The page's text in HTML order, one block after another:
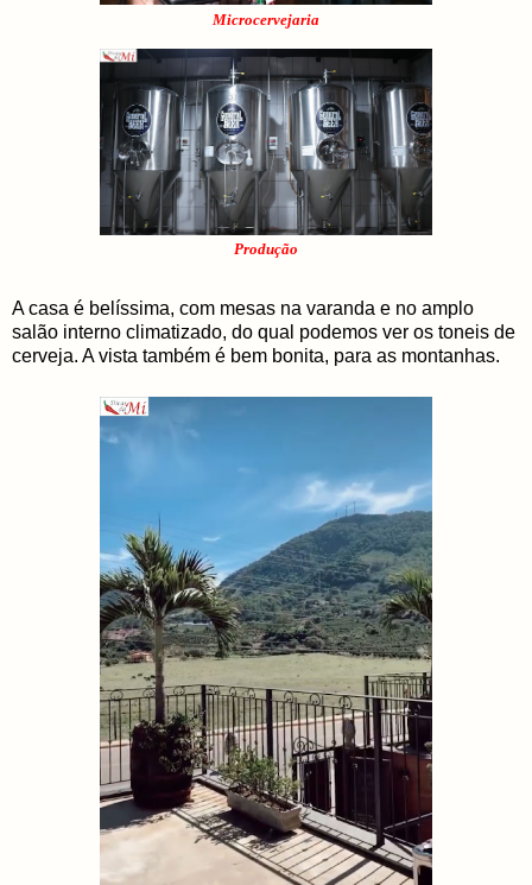
Microcervejaria
Produção
A casa é belíssima, com mesas na varanda e no amplo
salão interno climatizado, do qual podemos ver os toneis de
cerveja. A vista também é bem bonita, para as montanhas.